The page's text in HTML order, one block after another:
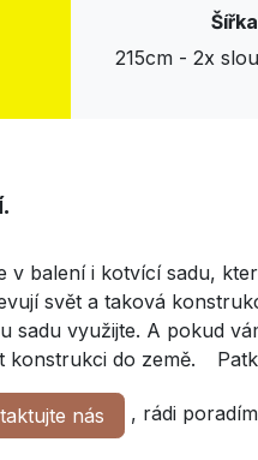
v balení i kotvící sadu,
svět a taková
sadu využijte. A pokud
konstrukci do země.
nás , rádi
Šířka
215cm - 2x